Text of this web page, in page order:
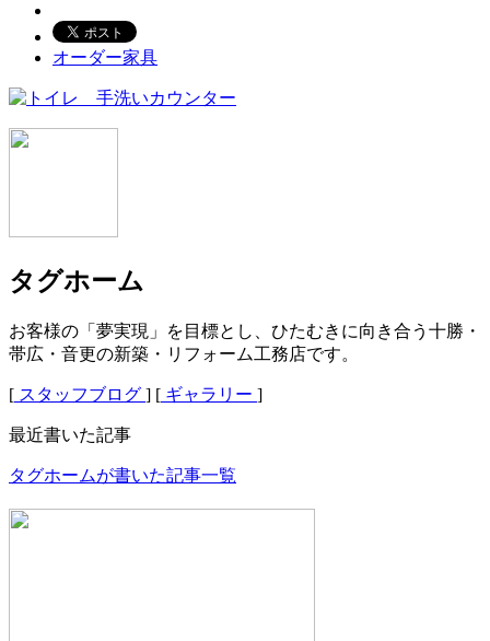
オーダー家具
タグホーム
お客様の「夢実現」を目標とし、ひたむきに向き合う十勝・
帯広・音更の新築・リフォーム工務店です。
[ スタッフブログ ] [ ギャラリー ]
最近書いた記事
タグホームが書いた記事一覧